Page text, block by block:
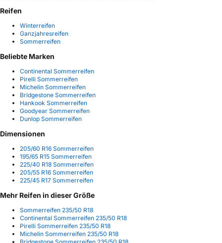
Reifen
Winterreifen
Ganzjahresreifen
Sommerreifen
Beliebte Marken
Continental Sommerreifen
Pirelli Sommerreifen
Michelin Sommerreifen
Bridgestone Sommerreifen
Hankook Sommerreifen
Goodyear Sommerreifen
Dunlop Sommerreifen
Dimensionen
205/60 R16 Sommerreifen
195/65 R15 Sommerreifen
225/40 R18 Sommerreifen
205/55 R16 Sommerreifen
225/45 R17 Sommerreifen
Mehr Reifen in dieser Größe
Sommerreifen 235/50 R18
Continental Sommerreifen 235/50 R18
Pirelli Sommerreifen 235/50 R18
Michelin Sommerreifen 235/50 R18